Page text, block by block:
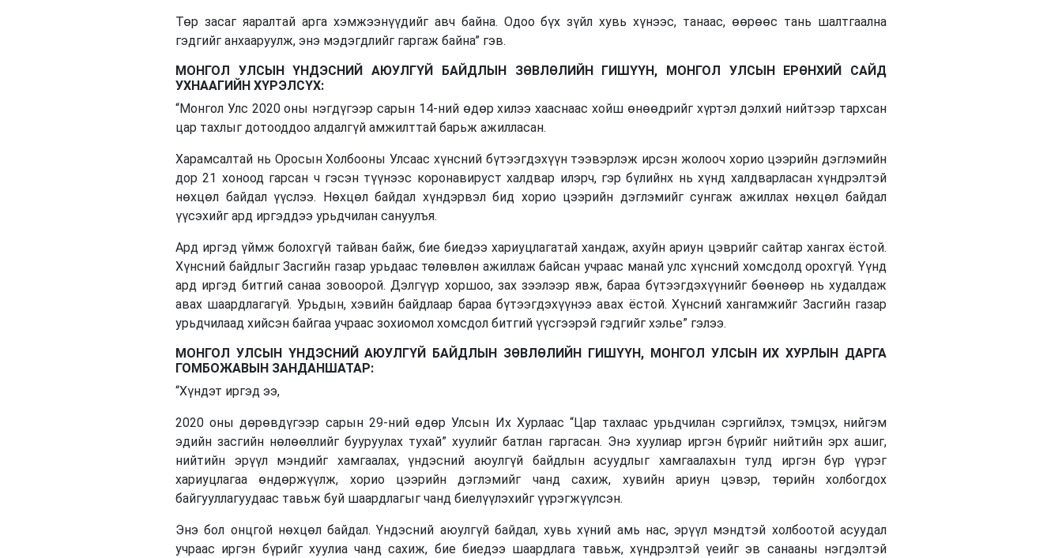
Төр засаг яаралтай арга хэмжээнүүдийг авч байна. Одоо бүх зүйл хувь хүнээс, танаас, өөрөөс тань шалтгаална
гэдгийг анхааруулж, энэ мэдэгдлийг гаргаж байна” гэв.
МОНГОЛ УЛСЫН ҮНДЭСНИЙ АЮУЛГҮЙ БАЙДЛЫН ЗӨВЛӨЛИЙН ГИШҮҮН,
МОНГОЛ УЛСЫН ЕРӨНХИЙ САЙД
УХНААГИЙН ХҮРЭЛСҮХ:
“Монгол Улс 2020 оны нэгдүгээр сарын 14-ний өдөр хилээ хааснаас хойш өнөөдрийг хүртэл дэлхий нийтээр тархсан
цар тахлыг дотооддоо алдалгүй амжилттай барьж ажилласан.
Харамсалтай нь Оросын Холбооны Улсаас хүнсний бүтээгдэхүүн тээвэрлэж ирсэн жолооч хорио цээрийн дэглэмийн
дор 21 хоноод гарсан ч гэсэн түүнээс коронавируст халдвар илэрч, гэр бүлийнх нь хүнд халдварласан хүндрэлтэй
нөхцөл байдал үүслээ. Нөхцөл байдал хүндэрвэл бид хорио цээрийн дэглэмийг сунгаж ажиллах нөхцөл байдал
үүсэхийг ард иргэддээ урьдчилан сануулъя.
Ард иргэд үймж болохгүй тайван байж, бие биедээ хариуцлагатай хандаж, ахуйн ариун цэврийг сайтар хангах ёстой.
Хүнсний байдлыг Засгийн газар урьдаас төлөвлөн ажиллаж байсан учраас манай улс хүнсний хомсдолд орохгүй. Үүнд
ард иргэд битгий санаа зовоорой. Дэлгүүр хоршоо, зах зээлээр явж, бараа бүтээгдэхүүнийг бөөнөөр нь худалдаж
авах шаардлагагүй. Урьдын, хэвийн байдлаар бараа бүтээгдэхүүнээ авах ёстой. Хүнсний хангамжийг Засгийн газар
урьдчилаад хийсэн байгаа учраас зохиомол хомсдол битгий үүсгээрэй гэдгийг хэлье” гэлээ.
МОНГОЛ УЛСЫН ҮНДЭСНИЙ АЮУЛГҮЙ БАЙДЛЫН ЗӨВЛӨЛИЙН ГИШҮҮН, МОНГОЛ УЛСЫН ИХ ХУРЛЫН ДАРГА
ГОМБОЖАВЫН ЗАНДАНШАТАР:
“Хүндэт иргэд ээ,
2020 оны дөрөвдүгээр сарын 29-ний өдөр Улсын Их Хурлаас “Цар тахлаас урьдчилан сэргийлэх, тэмцэх, нийгэм
эдийн засгийн нөлөөллийг бууруулах тухай” хуулийг батлан гаргасан. Энэ хуулиар иргэн бүрийг нийтийн эрх ашиг,
нийтийн эрүүл мэндийг хамгаалах, үндэсний аюулгүй байдлын асуудлыг хамгаалахын тулд иргэн бүр үүрэг
хариуцлагаа өндөржүүлж, хорио цээрийн дэглэмийг чанд сахиж, хувийн ариун цэвэр, төрийн холбогдох
байгууллагуудаас тавьж буй шаардлагыг чанд биелүүлэхийг үүрэгжүүлсэн.
Энэ бол онцгой нөхцөл байдал. Үндэсний аюулгүй байдал, хувь хүний амь нас, эрүүл мэндтэй холбоотой асуудал
учраас иргэн бүрийг хуулиа чанд сахиж, бие биедээ шаардлага тавьж, хүндрэлтэй үеийг эв санааны нэгдэлтэй